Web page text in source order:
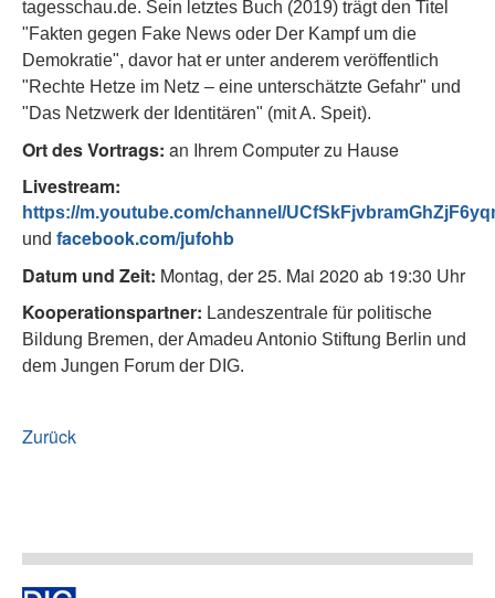
tagesschau.de. Sein letztes Buch (2019) trägt den Titel
"Fakten gegen Fake News oder Der Kampf um die
Demokratie", davor hat er unter anderem veröffentlich
"Rechte Hetze im Netz – eine unterschätzte Gefahr" und
"Das Netzwerk der Identitären" (mit A. Speit).
Ort des Vortrags: an Ihrem Computer zu Hause
Livestream:
https://m.youtube.com/channel/
und facebook.com/jufohb
Datum und Zeit: Montag, der 25. Mai 2020 ab 19:30 Uhr
Kooperationspartner: Landeszentrale für politische
Bildung Bremen, der Amadeu Antonio Stiftung Berlin und
dem Jungen Forum der DIG.
Zurück